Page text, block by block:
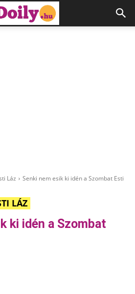
Láz
Senki nem esik ki idén a Szombat Esti
LÁZ
ki idén a Szombat